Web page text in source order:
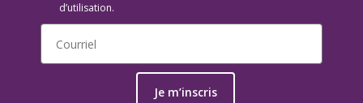
d’utilisation.
Je m’inscris